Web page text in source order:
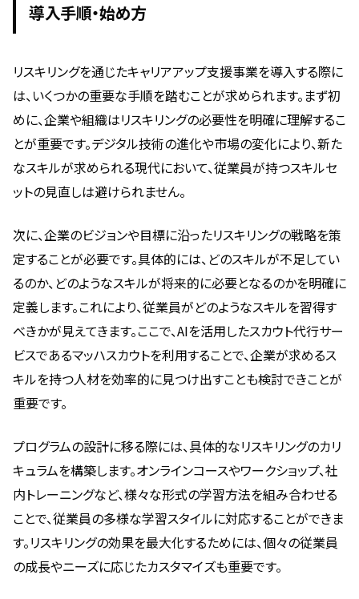
導入手順・始め方
リスキリングを通じたキャリアアップ支援事業を導入する際に
は、いくつかの重要な手順を踏むことが求められます。まず初
めに、企業や組織はリスキリングの必要性を明確に理解するこ
とが重要です。デジタル技術の進化や市場の変化により、新た
なスキルが求められる現代において、従業員が持つスキルセ
ットの見直しは避けられません。
次に、企業のビジョンや目標に沿ったリスキリングの戦略を策
定することが必要です。具体的には、どのスキルが不足してい
るのか、どのようなスキルが将来的に必要となるのかを明確に
定義します。これにより、従業員がどのようなスキルを習得す
べきかが見えてきます。ここで、AIを活用したスカウト代行サー
ビスであるマッハスカウトを利用することで、企業が求めるス
キルを持つ人材を効率的に見つけ出すことも検討できことが
重要です。
プログラムの設計に移る際には、具体的なリスキリングのカリ
キュラムを構築します。オンラインコースやワークショップ、社
内トレーニングなど、様々な形式の学習方法を組み合わせる
ことで、従業員の多様な学習スタイルに対応することができま
す。リスキリングの効果を最大化するためには、個々の従業員
の成長やニーズに応じたカスタマイズも重要です。